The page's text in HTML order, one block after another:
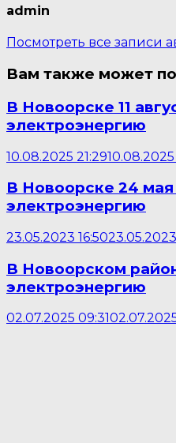
admin
Посмотреть все записи
Вам также может
В Новоорске 11
электроэнергию
10.08.2025 21:2910.08.2025
В Новоорске 24
электроэнергию
23.05.2023 16:50
В Новоорском
электроэнергию
02.07.2025 09:31